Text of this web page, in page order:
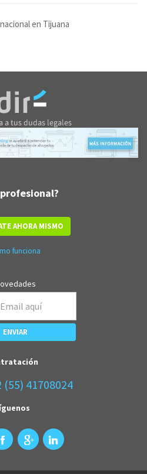
en Tijuana
AHORA MISMO
funciona
(55) 41708024